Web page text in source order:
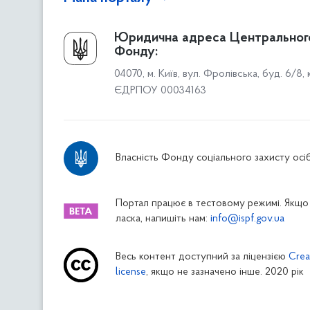
Про Фонд
Керівництво
Структура Фонду
Територіальні відділення
Дніпропетровське відділення
Житомирське відділення
Закарпатське відділення
Запорізьке відділення
Івано-Франківське відділення
Юридична адреса
Фонду:
04070, м. Київ, вул. Фролівська, буд. 6/8,
ЄДРПОУ 00034163
Власність Фонду соціального захисту осіб
Портал працює в тестовому режимі. Якщо
ласка, напишіть нам: info@ispf.gov.ua
Весь контент доступний за ліцензією
license, якщо не зазначено інше. 2020 рік